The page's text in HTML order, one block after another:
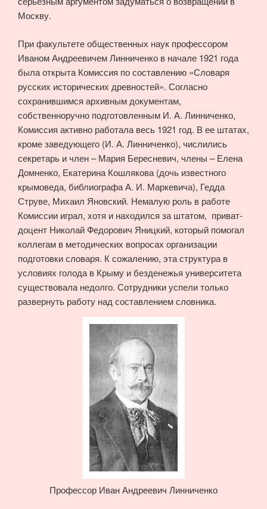
Москву.
При факультете общественных наук профессором
Иваном Андреевичем Линниченко в начале 1921 года
была открыта Комиссия по составлению «Словаря
русских исторических древностей». Согласно
сохранившимся архивным документам,
собственноручно подготовленным И. А. Линниченко,
Комиссия активно работала весь 1921 год. В ее штатах,
кроме заведующего (И. А. Линниченко), числились
секретарь и член – Мария Бересневич, члены – Елена
Домненко, Екатерина Кошлякова (дочь известного
крымоведа, библиографа А. И. Маркевича), Гедда
Струве, Михаил Яновский. Немалую роль в работе
Комиссии играл, хотя и находился за штатом, приват-
доцент Николай Федорович Яницкий, который помогал
коллегам в методических вопросах организации
подготовки словаря. К сожалению, эта структура в
условиях голода в Крыму и безденежья университета
существовала недолго. Сотрудники успели только
развернуть работу над составлением словника.
Профессор Иван Андреевич Линниченко